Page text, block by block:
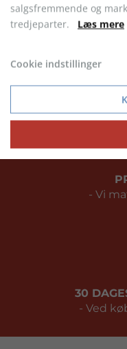
- Vi
30
- Ved
salgsfremmende og
tredjeparter. Læs mere
Cookie indstillinger